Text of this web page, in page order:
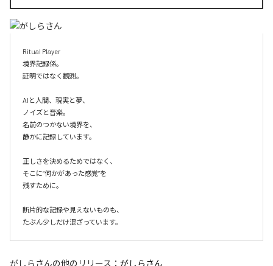
Ritual Player
境界記録係。
証明ではなく観測。
AIと人間、現実と夢、
ノイズと音楽。
名前のつかない境界を、
静かに記録しています。
正しさを決めるためではなく、
そこに“何かがあった感覚”を
残すために。
断片的な記録や見えないものも、
たぶん少しだけ混ざっています。
がしらさんの他のリリース： がしらさん